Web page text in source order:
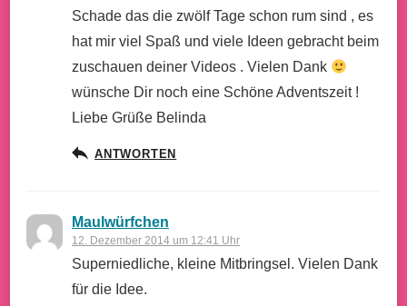
Schade das die zwölf Tage schon rum sind , es
hat mir viel Spaß und viele Ideen gebracht beim
zuschauen deiner Videos . Vielen Dank
wünsche Dir noch eine Schöne Adventszeit !
Liebe Grüße Belinda
ANTWORTEN
Maulwürfchen
12. Dezember 2014 um 12:41 Uhr
Superniedliche, kleine Mitbringsel. Vielen Dank
für die Idee.